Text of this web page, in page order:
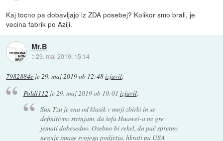
Kaj tocno pa dobavljajo iz ZDA posebej? Kolikor smo brali, je
vecina fabrik po Aziji.
Mr.B
::29. maj 2019, 15:14
7982884e je29. maj 2019 ob 12:48izjavil:
Poldi112je 29. maj 2019 ob 10:01 izjavil:
Sun Tzu je ena od klasik v moji zbirki in se
definitivno strinjam, da šefa Huawei-a ne gre
jemati dobesedno. Osebno bi rekel, da pač spretno
neguje image svojega podjetja, hkrati pa USA